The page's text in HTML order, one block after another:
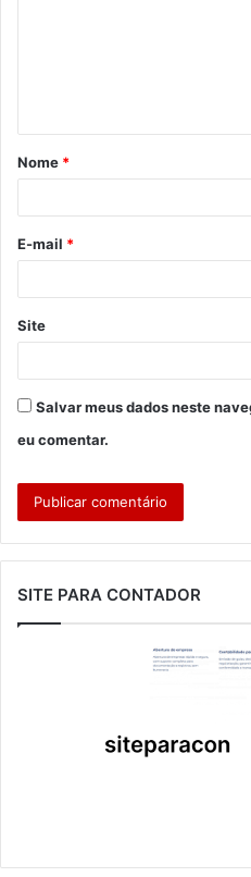
á
r
*
Nome *
E-mail *
Site
Salvar meus dados neste
eu comentar.
SITE PARA CONTADOR